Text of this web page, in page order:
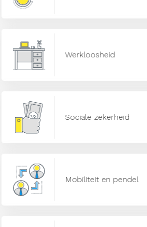
Werkloosheid
Sociale zekerheid
Mobiliteit en pendel